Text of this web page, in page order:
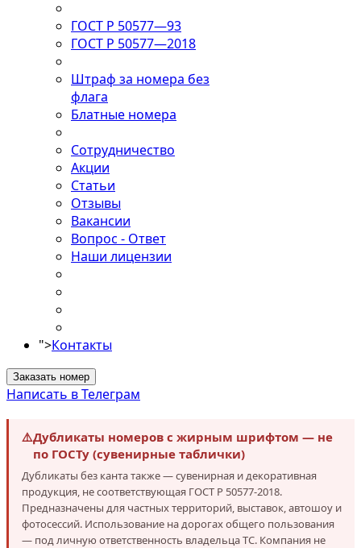
ГОСТ Р 50577—93
ГОСТ Р 50577—2018
Штраф за номера без
флага
Блатные номера
Сотрудничество
Акции
Статьи
Отзывы
Вакансии
Вопрос - Ответ
Наши лицензии
">Контакты
Заказать номер
Написать в Телеграм
⚠️Дубликаты номеров с жирным шрифтом — не
по ГОСТу (сувенирные таблички)
Дубликаты без канта также — сувенирная и декоративная
продукция, не соответствующая ГОСТ Р 50577-2018.
Предназначены для частных территорий, выставок, автошоу и
фотосессий. Использование на дорогах общего пользования
— под личную ответственность владельца ТС. Компания не